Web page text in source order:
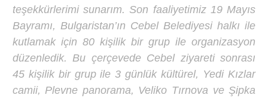
teşekkürlerimi sunarım. Son faaliyetimiz 19 Mayıs
Bayramı, Bulgaristan’ın Cebel Belediyesi halkı ile
kutlamak için 80 kişilik bir grup ile organizasyon
düzenledik. Bu çerçevede Cebel ziyareti sonrası
45 kişilik bir grup ile 3 günlük kültürel, Yedi Kızlar
camii, Plevne panorama, Veliko Tırnova ve Şipka